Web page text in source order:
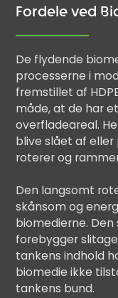
Fordele ved
De flydende
processerne i
fremstillet af
måde, at de har
overfladeareal.
blive slået af
roterer og
Den langsomt
skånsom og
biomedierne.
forebygger
tankens indhold
biomedie ikke
tankens bund.